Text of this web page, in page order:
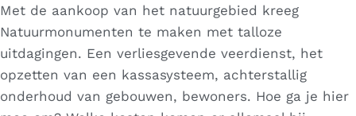
Met de aankoop van het natuurgebied kreeg
Natuurmonumenten te maken met talloze
uitdagingen. Een verliesgevende veerdienst, het
opzetten van een kassasysteem, achterstallig
onderhoud van gebouwen, bewoners. Hoe ga je hier